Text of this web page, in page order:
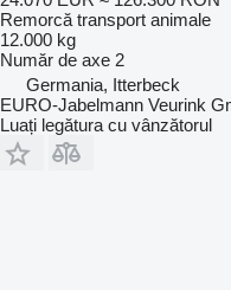
Remorcă transport animale
12.000 kg
Număr de axe 2
Germania, Itterbeck
EURO-Jabelmann Veurink
Luați legătura cu vânzătorul